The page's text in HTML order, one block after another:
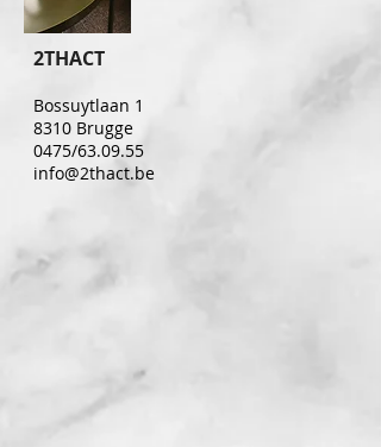
2THACT
Bossuytlaan 1
8310 Brugge
0475/63.09.55
info@2thact.be